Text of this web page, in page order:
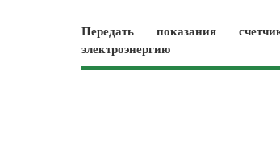
Передать показания
электроэнергию